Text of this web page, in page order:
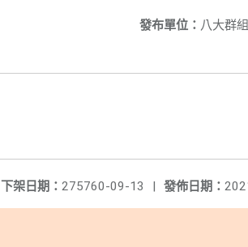
發布單位： 八大群
發佈日期：
下架日期： 275760-09-13 |